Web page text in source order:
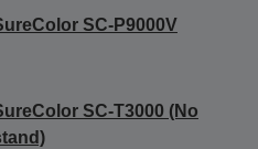
SC-P9000V
SC-T3000 (No